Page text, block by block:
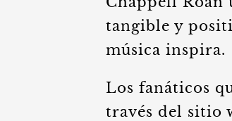
tangible y
música inspira.
Los fanáticos
través del sitio